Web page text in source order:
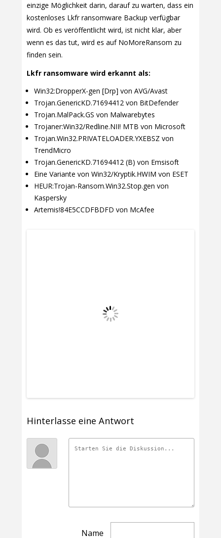
einzige Möglichkeit darin, darauf zu warten, dass ein
kostenloses Lkfr ransomware Backup verfügbar
wird. Ob es veröffentlicht wird, ist nicht klar, aber
wenn es das tut, wird es auf NoMoreRansom zu
finden sein.
Lkfr ransomware wird erkannt als:
Win32:DropperX-gen [Drp] von AVG/Avast
Trojan.GenericKD.71694412 von BitDefender
Trojan.MalPack.GS von Malwarebytes
Trojaner:Win32/Redline.NII! MTB von Microsoft
Trojan.Win32.PRIVATELOADER.YXEBSZ von
TrendMicro
Trojan.GenericKD.71694412 (B) von Emsisoft
Eine Variante von Win32/Kryptik.HWIM von ESET
HEUR:Trojan-Ransom.Win32.Stop.gen von
Kaspersky
Artemis!84E5CCDFBDFD von McAfee
Hinterlasse eine Antwort
Name